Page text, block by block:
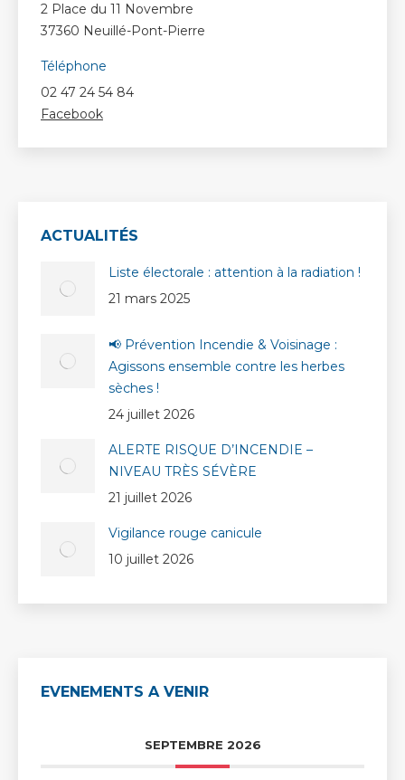
2 Place du 11 Novembre
37360 Neuillé-Pont-Pierre
Téléphone
02 47 24 54 84
Facebook
ACTUALITÉS
Liste électorale : attention à la radiation !
21 mars 2025
📢 Prévention Incendie & Voisinage :
Agissons ensemble contre les herbes
sèches !
24 juillet 2026
ALERTE RISQUE D’INCENDIE –
NIVEAU TRÈS SÉVÈRE
21 juillet 2026
Vigilance rouge canicule
10 juillet 2026
EVENEMENTS A VENIR
SEPTEMBRE 2026